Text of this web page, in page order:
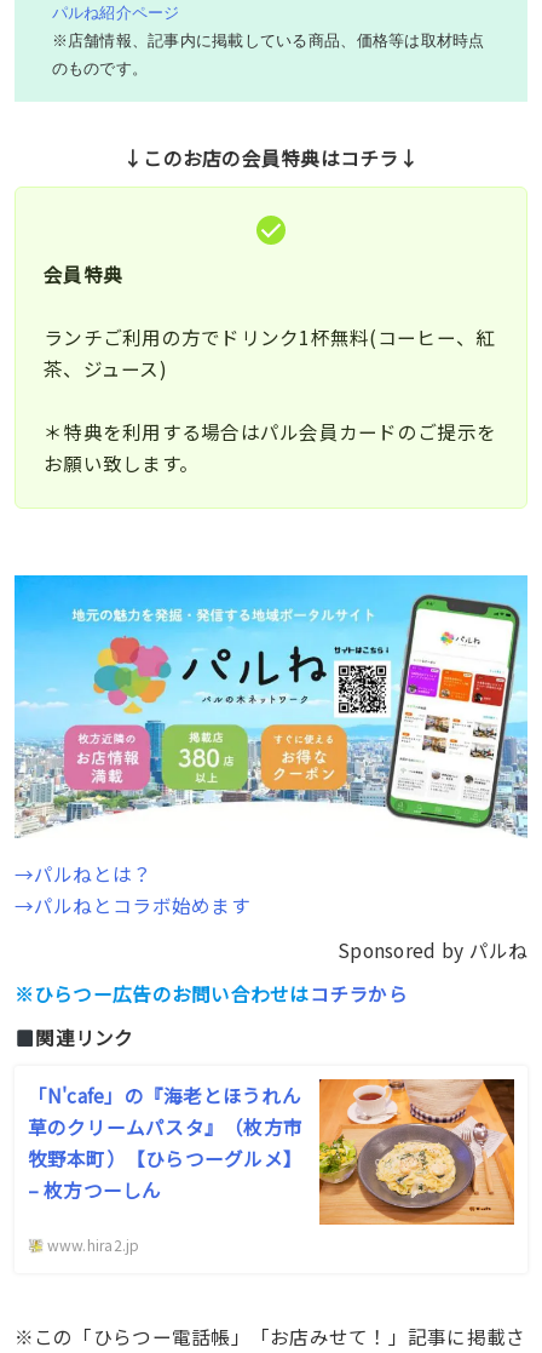
パルね紹介ページ
※店舗情報、記事内に掲載している商品、価格等は取材時点
のものです。
↓このお店の会員特典はコチラ↓
会員特典
ランチご利用の方でドリンク1杯無料(コーヒー、紅
茶、ジュース)
＊特典を利用する場合はパル会員カードのご提示を
お願い致します。
→パルねとは？
→パルねとコラボ始めます
Sponsored by パルね
※ひらつー広告のお問い合わせはコチラから
関連リンク
「N'cafe」の『海老とほうれん
草のクリームパスタ』（枚方市
牧野本町）【ひらつーグルメ】
– 枚方つーしん
www.hira2.jp
※この「ひらつー電話帳」「お店みせて！」記事に掲載さ